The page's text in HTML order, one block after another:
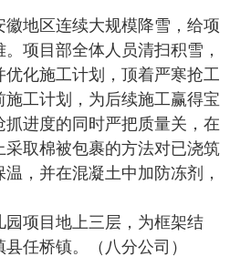
地区连续大规模降雪，给项
项目部全体人员清扫积雪，
化施工计划，顶着严寒抢工
工计划，为后续施工赢得宝
进度的同时严把质量关，在
取棉被包裹的方法对已浇筑
，并在混凝土中加防冻剂，
项目地上三层，为框架结
任桥镇。（八分公司）